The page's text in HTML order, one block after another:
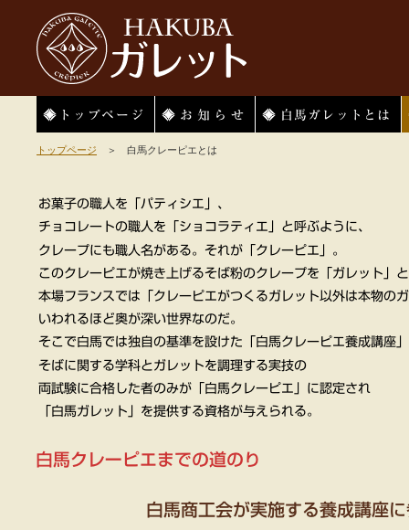
トップページ ＞ 白馬クレーピエとは